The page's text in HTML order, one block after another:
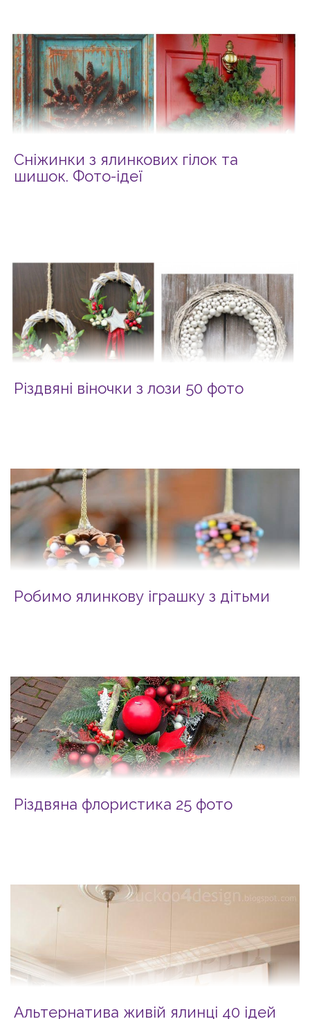
Сніжинки з ялинкових гілок та
шишок. Фото-ідеї
Різдвяні віночки з лози 50 фото
Робимо ялинкову іграшку з дітьми
Різдвяна флористика 25 фото
Альтернатива живій ялинці 40 ідей